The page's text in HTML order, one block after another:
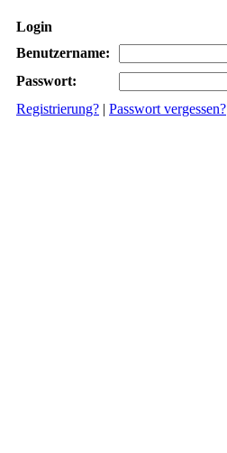
Login
Benutzername:
Passwort:
Registrierung? | Passwort vergessen?